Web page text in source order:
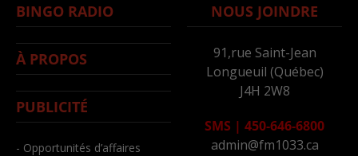
BINGO RADIO
À PROPOS
PUBLICITÉ
- Opportunités d’affaires
NOUS JOINDRE
91,rue Saint-Jean
Longueuil (Québec)
J4H 2W8
SMS | 450-646-6800
admin@fm1033.ca